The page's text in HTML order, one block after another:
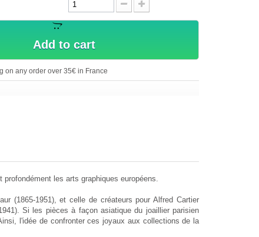
Add to cart
on any order over 35€ in France
les arts graphiques européens.
(1865-1951), et celle de créateurs pour Alfred Cartier
Si les pièces à façon asiatique du joaillier parisien
l'idée de confronter ces joyaux aux collections de la